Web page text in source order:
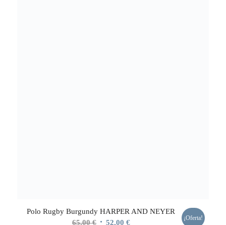
Polo Rugby Burgundy HARPER AND NEYER
65,00€ El 52,00 €El
¡Oferta!